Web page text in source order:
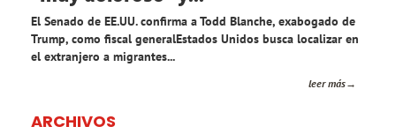
El Senado de EE.UU. confirma a Todd Blanche, exabogado de
Trump, como fiscal generalEstados Unidos busca localizar en
el extranjero a migrantes...
leer más
ARCHIVOS